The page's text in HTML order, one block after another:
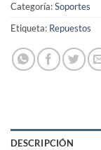
Categoría:Soportes
Etiqueta: Repuestos
DESCRIPCIÓN